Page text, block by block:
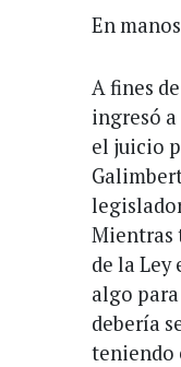
En
A fines
ingresó
el juicio
Mientras
de la Ley
algo
debería
teniendo